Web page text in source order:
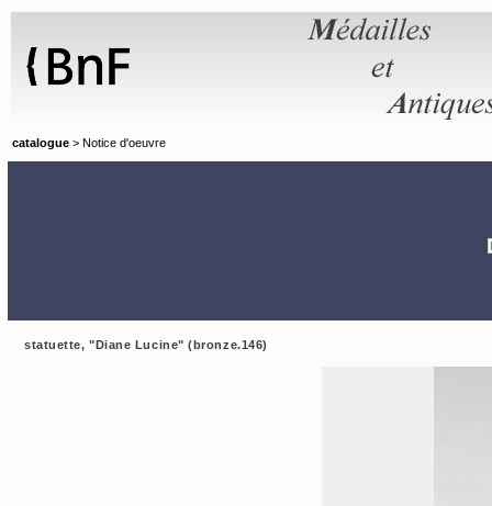
catalogue > Notice d'oeuvre
statuette, "Diane Lucine" (bronze.146)